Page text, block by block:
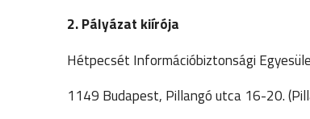
2. Pályázat kiírója
Hétpecsét Információbiztonsági
1149 Budapest, Pillangó utca 16-20.